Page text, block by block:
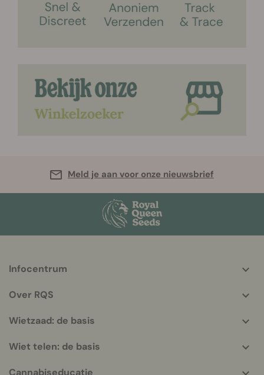
Meld je aan voor onze nieuwsbrief
info
Infocentrum
Over RQS
Wietzaad: de basis
Wiet telen: de basis